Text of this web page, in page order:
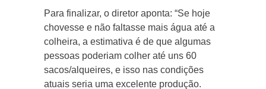
Para finalizar, o diretor aponta: “Se hoje
chovesse e não faltasse mais água até a
colheira, a estimativa é de que algumas
pessoas poderiam colher até uns 60
sacos/alqueires, e isso nas condições
atuais seria uma excelente produção.